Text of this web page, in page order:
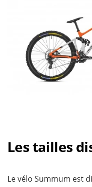
Les tailles
Le vélo Summum est